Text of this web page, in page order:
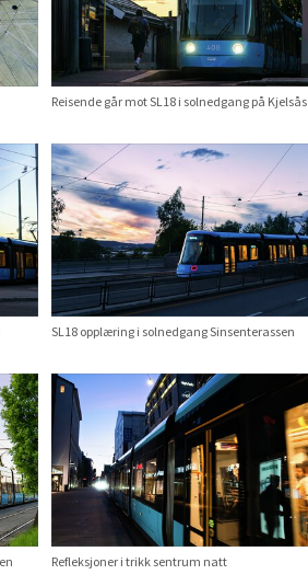
Reisende går mot SL18 i solnedgang på Kjelsås
SL18 opplæring i solnedgang Sinsenterassen
Refleksjoner i trikk sentrum natt